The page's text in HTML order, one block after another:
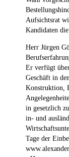
Aufsichtsrat
Kandidaten
Herr Jürgen
Er verfügt
Geschäft in
Konstruktion,
in gesetzlich
in- und
Tage der